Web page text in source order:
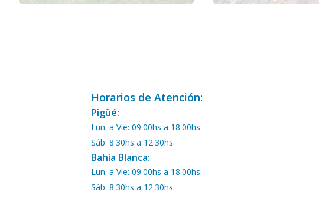
Horarios de Atención:
Pigüé:
Lun. a Vie: 09.00hs a 18.00hs.
Sáb: 8.30hs a 12.30hs.
Bahía Blanca:
Lun. a Vie: 09.00hs a 18.00hs.
Sáb: 8.30hs a 12.30hs.